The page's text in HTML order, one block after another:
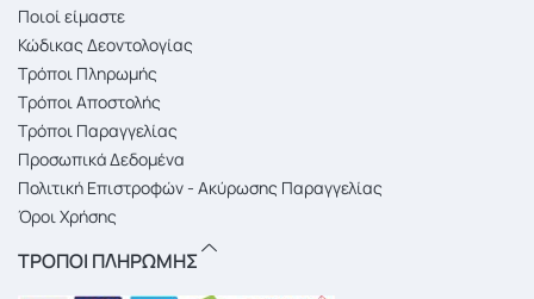
Ποιοί είμαστε
Κώδικας Δεοντολογίας
Τρόποι Πληρωμής
Τρόποι Αποστολής
Τρόποι Παραγγελίας
Προσωπικά Δεδομένα
Πολιτική Επιστροφών - Ακύρωσης Παραγγελίας
Όροι Χρήσης
ΤΡΟΠΟΙ ΠΛΗΡΩΜΗΣ